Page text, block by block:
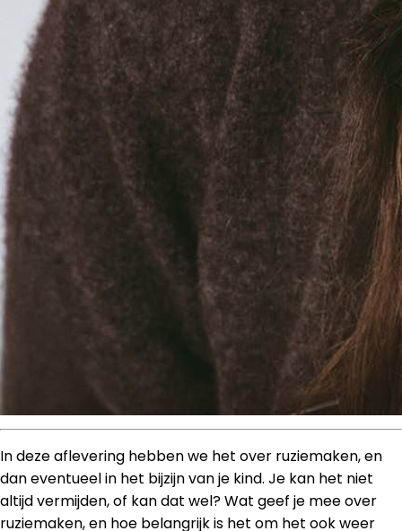
In deze aflevering hebben we het over ruziemaken, en
dan eventueel in het bijzijn van je kind. Je kan het niet
altijd vermijden, of kan dat wel? Wat geef je mee over
ruziemaken, en hoe belangrijk is het om het ook weer